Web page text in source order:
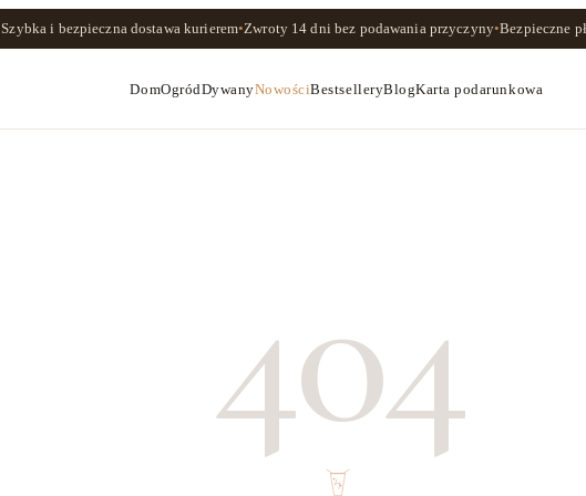
Szybka i bezpieczna dostawa kurierem•Zwroty 14 dnibez podawania przyczyny•Bezpieczne
DomOgródDywanyNowościBestselleryBlogKarta podarunkowa
404